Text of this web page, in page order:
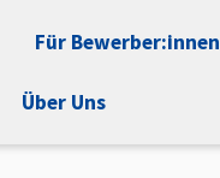
Für Bewerber:innen
Über Uns